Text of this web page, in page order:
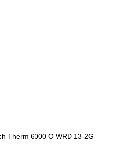
Therm 6000 O WRD 13-2G